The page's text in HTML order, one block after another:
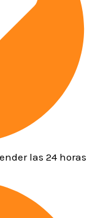
las 24 horas